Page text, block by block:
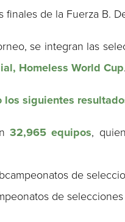
de la Fuerza B.
se integran las
Homeless World Cup.
los siguientes
32,965 equipos,
de
de